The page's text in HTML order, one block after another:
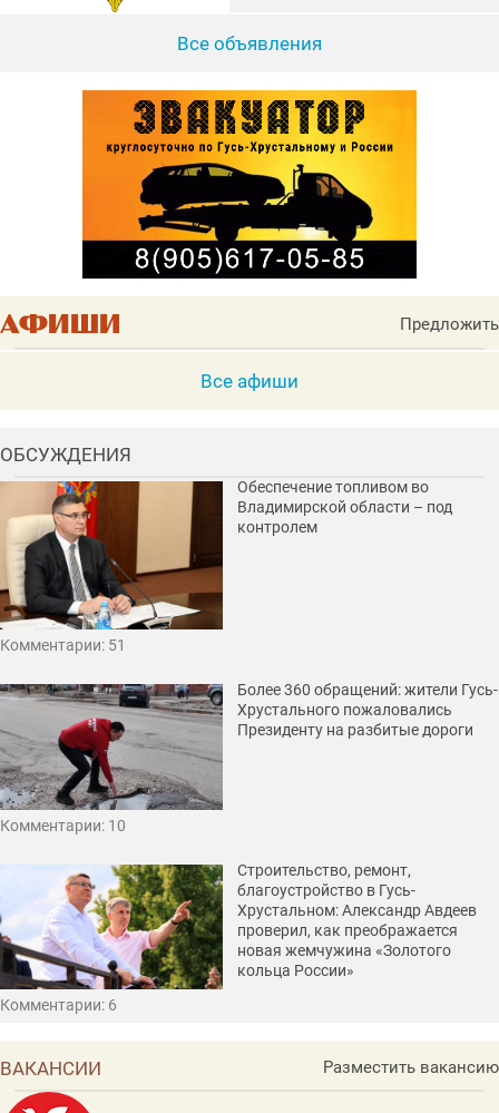
Все объявления
Предложить
Все афиши
ОБСУЖДЕНИЯ
Обеспечение топливом во
Владимирской области – под
контролем
Комментарии: 51
Более 360 обращений: жители Гусь-
Хрустального пожаловались
Президенту на разбитые дороги
Комментарии: 10
Строительство, ремонт,
благоустройство в Гусь-
Хрустальном: Александр Авдеев
проверил, как преображается
новая жемчужина «Золотого
кольца России»
Комментарии: 6
ВАКАНСИИ Разместить вакансию